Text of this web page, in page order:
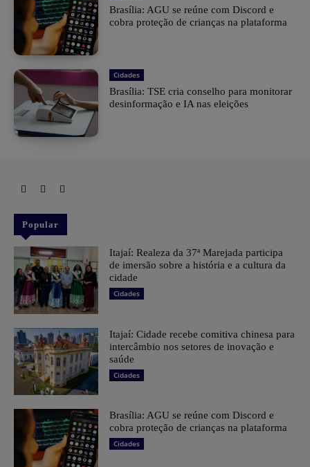
Brasília: AGU se reúne com Discord e
cobra proteção de crianças na plataforma
Cidades
Brasília: TSE cria conselho para monitorar
desinformação e IA nas eleições
Popular
Itajaí: Realeza da 37ª Marejada participa
de imersão sobre a história e a cultura da
cidade
Cidades
Itajaí: Cidade recebe comitiva chinesa para
intercâmbio nos setores de inovação e
saúde
Cidades
Brasília: AGU se reúne com Discord e
cobra proteção de crianças na plataforma
Cidades